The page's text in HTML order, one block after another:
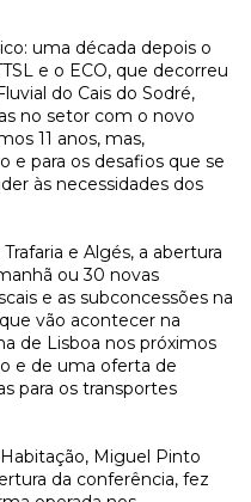
uma década depois o
e o ECO, que decorreu
do Cais do Sodré,
no setor com o novo
11 anos, mas,
e para os desafios que se
às necessidades dos
e Algés, a abertura
ou 30 novas
e as subconcessões na
vão acontecer na
de Lisboa nos próximos
e de uma oferta de
para os transportes
Miguel Pinto
da conferência, fez